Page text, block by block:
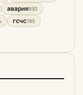
авария893
гсчс785